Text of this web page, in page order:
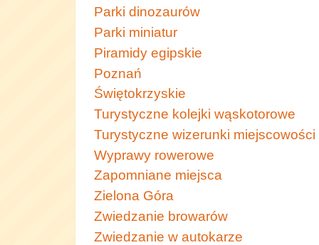
Parki dinozaurów
Parki miniatur
Piramidy egipskie
Poznań
Świętokrzyskie
Turystyczne kolejki wąskotorowe
Turystyczne wizerunki miejscowości
Wyprawy rowerowe
Zapomniane miejsca
Zielona Góra
Zwiedzanie browarów
Zwiedzanie w autokarze